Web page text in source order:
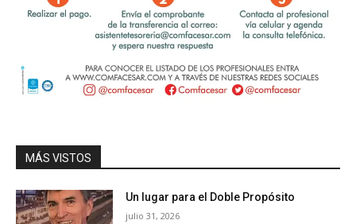
MÁS VISTOS
Un lugar para el Doble Propósito
julio 31, 2026